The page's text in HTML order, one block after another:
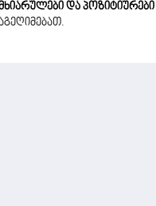
და პოზიტიურები